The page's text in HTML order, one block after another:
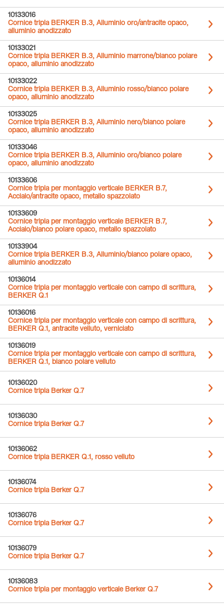
10133016
Cornice tripla BERKER B.3, Alluminio oro/antracite opaco,
alluminio anodizzato
10133021
Cornice tripla BERKER B.3, Alluminio marrone/bianco polare
opaco, alluminio anodizzato
10133022
Cornice tripla BERKER B.3, Alluminio rosso/bianco polare
opaco, alluminio anodizzato
10133025
Cornice tripla BERKER B.3, Alluminio nero/bianco polare
opaco, alluminio anodizzato
10133046
Cornice tripla BERKER B.3, Alluminio oro/bianco polare
opaco, alluminio anodizzato
10133606
Cornice tripla per montaggio verticale BERKER B.7,
Acciaio/antracite opaco, metallo spazzolato
10133609
Cornice tripla per montaggio verticale BERKER B.7,
Acciaio/bianco polare opaco, metallo spazzolato
10133904
Cornice tripla BERKER B.3, Alluminio/bianco polare opaco,
alluminio anodizzato
10136014
Cornice tripla per montaggio verticale con campo di scrittura,
BERKER Q.1
10136016
Cornice tripla per montaggio verticale con campo di scrittura,
BERKER Q.1, antracite velluto, verniciato
10136019
Cornice tripla per montaggio verticale con campo di scrittura,
BERKER Q.1, bianco polare velluto
10136020
Cornice tripla Berker Q.7
10136030
Cornice tripla Berker Q.7
10136062
Cornice tripla BERKER Q.1, rosso velluto
10136074
Cornice tripla Berker Q.7
10136076
Cornice tripla Berker Q.7
10136079
Cornice tripla Berker Q.7
10136083
Cornice tripla per montaggio verticale Berker Q.7